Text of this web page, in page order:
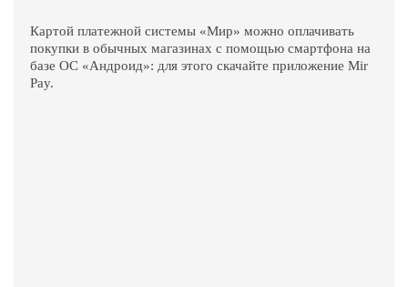
Картой платежной системы «Мир» можно оплачивать
покупки в обычных магазинах с помощью смартфона на
базе ОС «Андроид»: для этого скачайте приложение Mir
Pay.